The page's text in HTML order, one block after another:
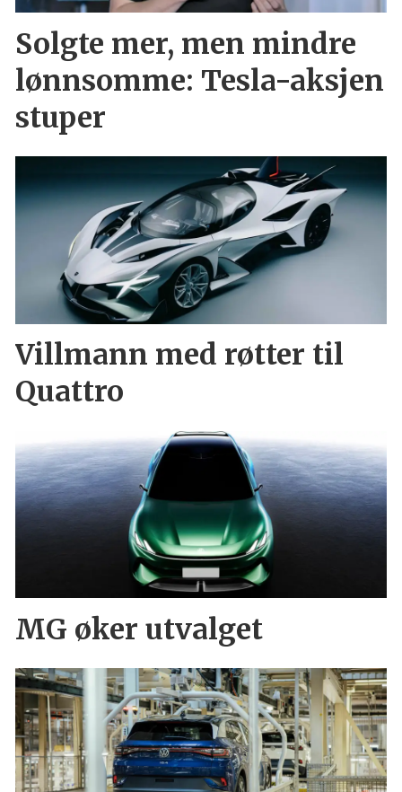
Solgte mer, men mindre
lønnsomme: Tesla-aksjen
stuper
Villmann med røtter til
Quattro
MG øker utvalget